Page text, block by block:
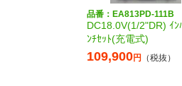
品番：EA813PD-111B
DC18.0V(1/2"DR) ｲﾝ
ﾝﾁｾｯﾄ(充電式)
109,900円 （税抜）